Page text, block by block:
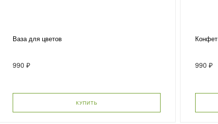
Ваза для цветов
990 ₽
КУПИТЬ
990 ₽